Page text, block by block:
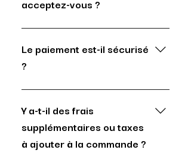
email pour vérifier la faisabilité.
acceptez-vous ?
Nous acceptons les paiements par
carte bancaire (Visa, Mastercard,
American Express), Google Pay et
Apple Pay.
Le paiement est-il sécurisé
?
Oui, toutes les transactions sont
cryptées (SSL/TLS). Nous utilisons
le prestataire agréé Stripe. Vos
données bancaires ne sont jamais
stockées sur nos serveurs.
Y a-t-il des frais
supplémentaires ou taxes
à ajouter à la commande ?